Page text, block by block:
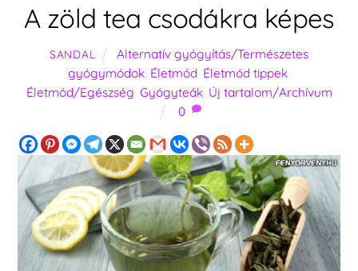
A zöld tea csodákra képes
SANDAL
Alternatív gyógyítás/Természetes
gyógymódok Életmód Életmód tippek
Életmód/Egészség Gyógyteák, Új tartalom/Archívum
0